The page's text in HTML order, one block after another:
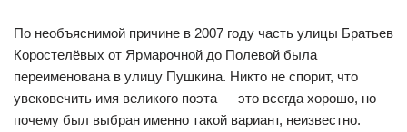
По необъяснимой причине в 2007 году часть улицы Братьев
Коростелёвых от Ярмарочной до Полевой была
переименована в улицу Пушкина. Никто не спорит, что
увековечить имя великого поэта — это всегда хорошо, но
почему был выбран именно такой вариант, неизвестно.